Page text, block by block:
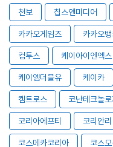
천보 칩스앤미디어
카카오게임즈 카카오
컴투스 케이아이엔엑스
케이엠더블유 케이카
켐트로스 코난테크놀로
코리아에프티 코리안리
코스메카코리아 코스